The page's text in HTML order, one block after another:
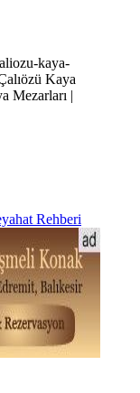
kaya-
Kaya
Mezarları |